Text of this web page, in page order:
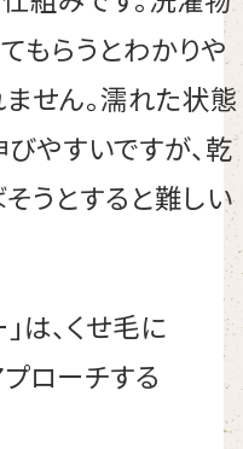
もらうとわかりや
せん。濡れた状態
やすいですが、乾
うとすると難しい
は、くせ毛に
ローチする